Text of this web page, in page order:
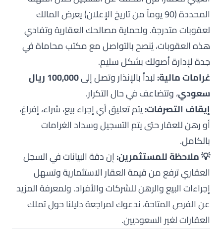
المحددة (90 يوماً من تاريخ الإعلان) يعرض المالك
لعقوبات متدرجة. ولحماية مصالحك العقارية وتفادي
هذه العقوبات، يُنصح بالتواصل معمكتب محاماة في
جدةلإدارة أصولك بشكل سليم.
غرامات مالية:تبدأ بالإنذار وتصل إلى
100,000 ريال
سعودي، وتتضاعف في حال التكرار.
إيقاف التصرفات:يتم تعليق أي إجراء بيع، شراء، إفراغ،
أو رهن للعقار حتى يتم التسجيل وسداد الغرامات
بالكامل.
💡 ملاحظة للمستثمرين:إن دقة البيانات في السجل
العقاري ترفع من قيمة العقار الاستثمارية وتسهل
إجراءات البيع والرهن للشركات والأفراد. ولمعرفة المزيد
عن الفرص المتاحة، ندعوك لمراجعة دليلنا حولتملك
العقارات لغير السعوديين.